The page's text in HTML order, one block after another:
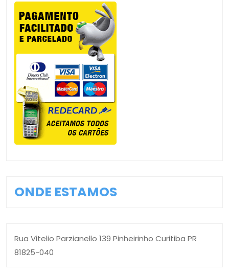
ONDE ESTAMOS
Rua Vitelio Parzianello 139 Pinheirinho Curitiba PR
81825-040